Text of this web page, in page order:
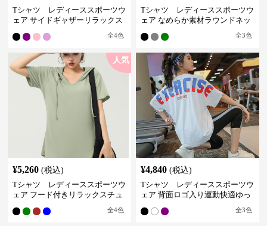
Tシャツ レディーススポーツウ
ェア サイドギャザーリラックス
全4色
Tシャツ レディーススポーツウ
ェア なめらか素材ラウンドネッ
全3色
人気
¥5,260 (税込)
Tシャツ レディーススポーツウ
ェア フード付きリラックスチュ
全4色
¥4,840 (税込)
Tシャツ レディーススポーツウ
ェア 背面ロゴ入り運動快適ゆっ
全3色